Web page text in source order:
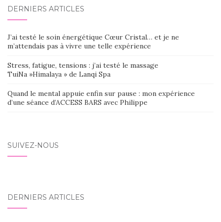
DERNIERS ARTICLES
J’ai testé le soin énergétique Cœur Cristal… et je ne
m’attendais pas à vivre une telle expérience
Stress, fatigue, tensions : j’ai testé le massage
TuiNa »Himalaya » de Lanqi Spa
Quand le mental appuie enfin sur pause : mon expérience
d’une séance d’ACCESS BARS avec Philippe
SUIVEZ-NOUS
DERNIERS ARTICLES